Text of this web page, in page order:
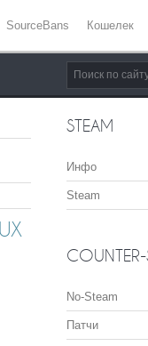
SourceBans Кошелек
STEAM
Инфо
Steam
COUNTER-
No-Steam
Патчи